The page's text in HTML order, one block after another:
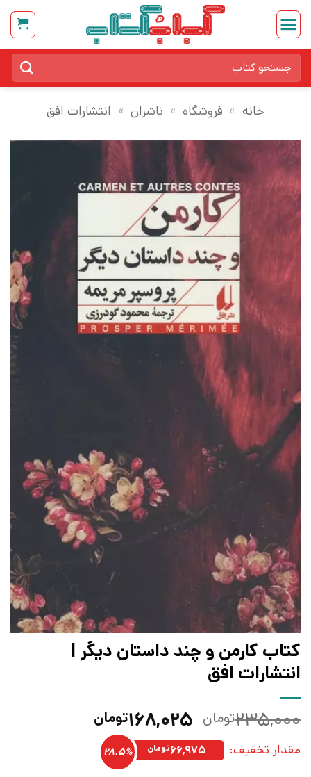
Skip
content
برای:
خانه » فروشگاه » ناشران » انتشارات افق
کتاب کارمن و چند داستان دیگر |
انتشارات افق
۲۳۵,۰۰۰تومان قیمت
اصلی:
۲۳۵,۰۰۰تومان
۱۶۸,۰۲۵تومان
مقدار تخفیف: ۶۶,۹۷۵تومان 28.5%